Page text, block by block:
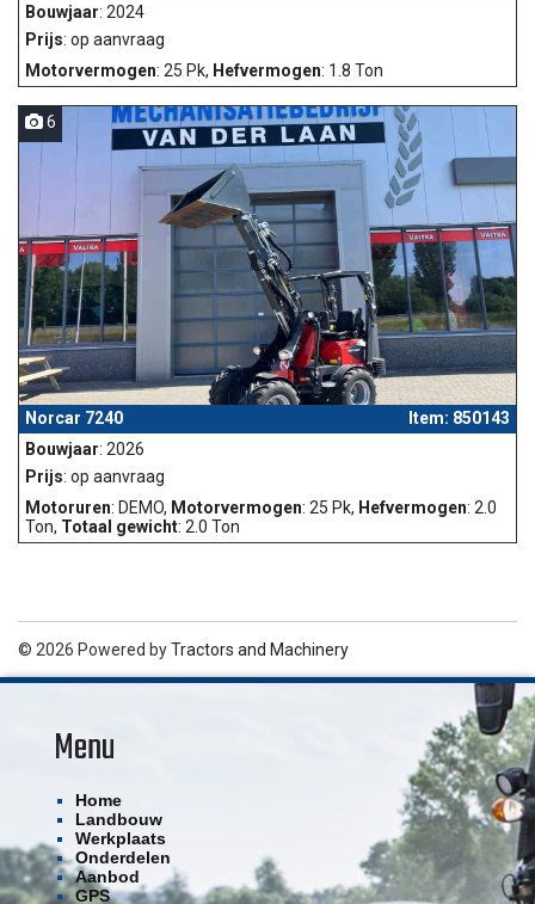
Bouwjaar: 2024
Prijs: op aanvraag
Motorvermogen: 25 Pk, Hefvermogen: 1.8 Ton
6
Norcar 7240
Item: 850143
Bouwjaar: 2026
Prijs: op aanvraag
Motoruren: DEMO, Motorvermogen: 25 Pk, Hefvermogen: 2.0
Ton, Totaal gewicht: 2.0 Ton
© 2026 Powered byTractors and Machinery
Menu
Home
Landbouw
Werkplaats
Onderdelen
Aanbod
GPS